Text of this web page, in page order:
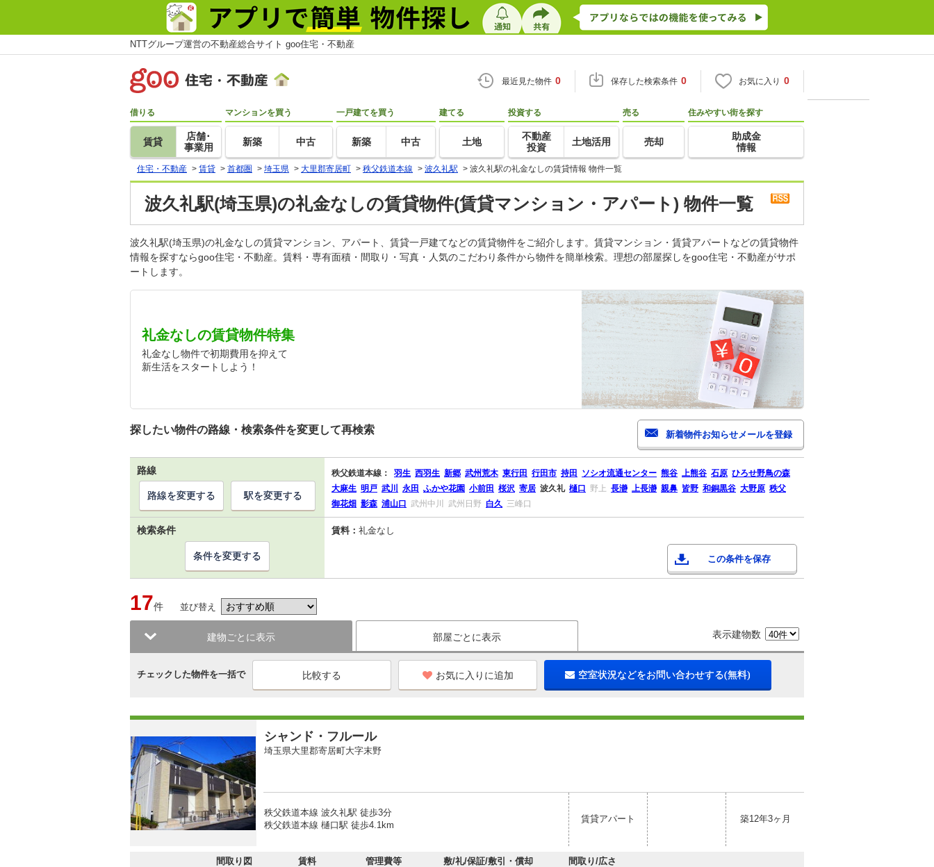
NTTグループ運営の不動産総合サイト goo住宅・不動産
最近見た物件 0 保存した検索条件 0 お気に入り 0
借りる
賃貸
店舗･
事業用
マンションを買う
新築 中古
一戸建てを買う
新築 中古
建てる
土地
投資する
不動産
投資
土地活用
売る
売却
住みやすい街を探す
助成金
情報
住宅・不動産 > 賃貸 > 首都圏 > 埼玉県 > 大里郡寄居町 > 秩父鉄道本線 > 波久礼駅 > 波久礼駅の礼金なしの賃貸情報 物件一覧
波久礼駅(埼玉県)の礼金なしの賃貸物件(賃貸マンション・アパート) 物件一覧
波久礼駅(埼玉県)の礼金なしの賃貸マンション、アパート、賃貸一戸建てなどの賃貸物件をご紹介します。賃貸マンション・賃貸アパートなどの賃貸物件
情報を探すならgoo住宅・不動産。賃料・専有面積・間取り・写真・人気のこだわり条件から物件を簡単検索。理想の部屋探しをgoo住宅・不動産がサポ
ートします。
礼金なしの賃貸物件特集
礼金なし物件で初期費用を抑えて
新生活をスタートしよう！
探したい物件の路線・検索条件を変更して再検索
路線 秩父鉄道本線： 羽生 西羽生 新郷 武州荒木 東行田 行田市 持田 ソシオ流通センター 熊谷 上熊谷 石原 ひろせ野鳥の森
大麻生 明戸 武川 永田 ふかや花園 小前田 桜沢 寄居 波久礼 樋口 野上 長瀞 上長瀞 親鼻 皆野 和銅黒谷 大野原 秩父
御花畑 影森 浦山口 武州中川 武州日野 白久 三峰口
路線を変更する 駅を変更する
検索条件 賃料： 礼金なし
この条件を保存
条件を変更する
17件 並び替え
建物ごとに表示 部屋ごとに表示 表示建物数
チェックした物件を一括で お気に入りに追加 空室状況などをお問い合わせする(無料)
シャンド・フルール
埼玉県大里郡寄居町大字末野
秩父鉄道本線 波久礼駅 徒歩3分
秩父鉄道本線 樋口駅 徒歩4.1km
賃貸アパート 築12年3ヶ月
間取り図 賃料 管理費等 敷/礼/保証/敷引・償却 間取り/広さ